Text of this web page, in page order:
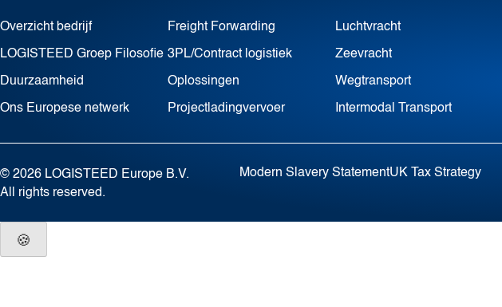
Overzicht bedrijf
LOGISTEED Groep Filosofie
Duurzaamheid
Ons Europese netwerk
Freight Forwarding
3PL/Contract logistiek
Oplossingen
Projectladingvervoer
Luchtvracht
Zeevracht
Wegtransport
Intermodal Transport
© 2026 LOGISTEED Europe B.V.
All rights reserved.
Modern Slavery StatementUK Tax Strategy
🍪